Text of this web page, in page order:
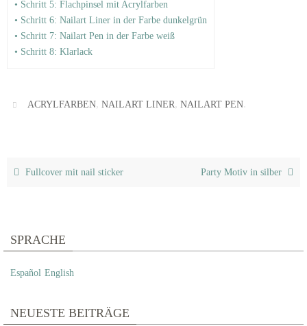
• Schritt 5: Flachpinsel mit Acrylfarben
• Schritt 6: Nailart Liner in der Farbe dunkelgrün
• Schritt 7: Nailart Pen in der Farbe weiß
• Schritt 8: Klarlack
ACRYLFARBEN,NAILART LINER,NAILART PEN
Fullcover mit nail sticker Party Motiv in silber
SPRACHE
Español English
NEUESTE BEITRÄGE